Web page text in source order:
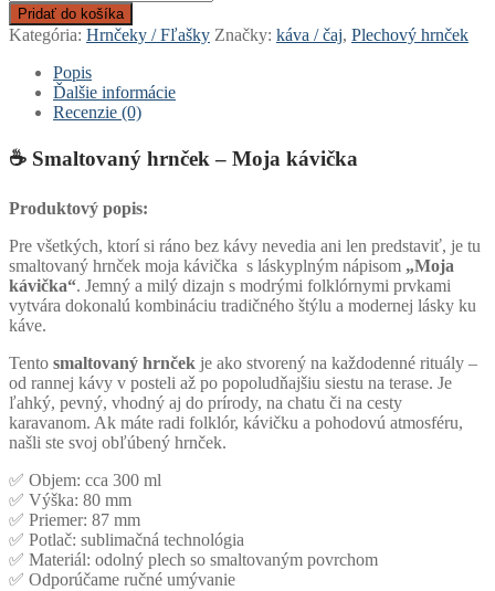
Smaltovaný
plechový
hrnček
Moja
kávička
Pridať do košíka
Kategória: Hrnčeky / Fľašky Značky: káva / čaj, Plechový hrnček
Popis
Ďalšie informácie
Recenzie (0)
☕ Smaltovaný hrnček – Moja kávička
Produktový popis:
Pre všetkých, ktorí si ráno bez kávy nevedia ani len predstaviť, je tu
smaltovaný hrnček moja kávička s láskyplným nápisom „Moja
kávička“. Jemný a milý dizajn s modrými folklórnymi prvkami
vytvára dokonalú kombináciu tradičného štýlu a modernej lásky ku
káve.
Tento smaltovaný hrnček je ako stvorený na každodenné rituály –
od rannej kávy v posteli až po popoludňajšiu siestu na terase. Je
ľahký, pevný, vhodný aj do prírody, na chatu či na cesty
karavanom. Ak máte radi folklór, kávičku a pohodovú atmosféru,
našli ste svoj obľúbený hrnček.
✅ Objem: cca 300 ml
✅ Výška: 80 mm
✅ Priemer: 87 mm
✅ Potlač: sublimačná technológia
✅ Materiál: odolný plech so smaltovaným povrchom
✅ Odporúčame ručné umývanie